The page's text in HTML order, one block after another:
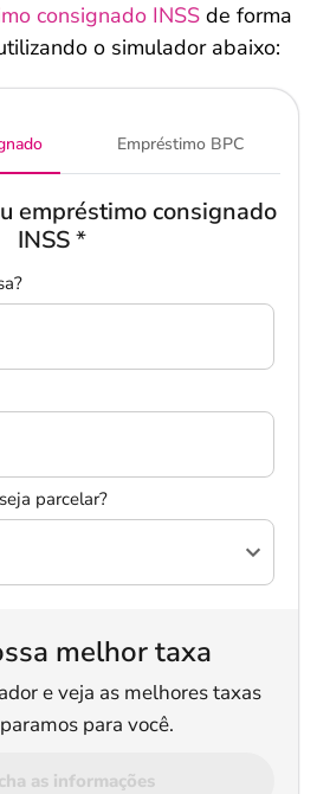
consignado INSS de forma
o simulador abaixo:
Empréstimo BPC
empréstimo consignado
INSS*
parcelar?
melhor taxa
e veja as melhores taxas
para você.
as informações